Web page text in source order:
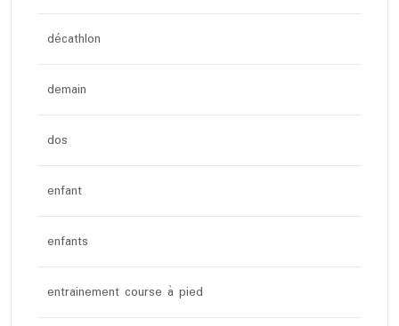
décathlon
demain
dos
enfant
enfants
entrainement course à pied